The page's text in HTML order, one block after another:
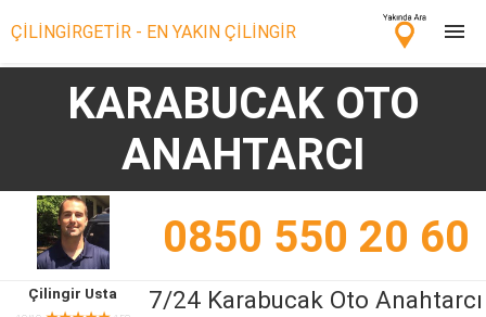
ÇİLİNGİRGETİR - EN YAKIN ÇİLİNGİR
Çilingir Ara
Çilingir misin? Bize Katıl!
KARABUCAK OTO
ANAHTARCI
0850 550 20 60
Çilingir Usta 7/24 Karabucak Oto Anahtarcı